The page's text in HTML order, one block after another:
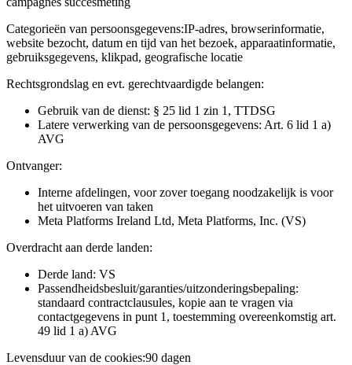
Categorieën van persoonsgegevens:IP-adres, browserinformatie,
website bezocht, datum en tijd van het bezoek, apparaatinformatie,
gebruiksgegevens, klikpad, geografische locatie
Rechtsgrondslag en evt. gerechtvaardigde belangen:
Gebruik van de dienst: § 25 lid 1 zin 1, TTDSG
Latere verwerking van de persoonsgegevens: Art. 6 lid 1 a)
AVG
Ontvanger:
Interne afdelingen, voor zover toegang noodzakelijk is voor
het uitvoeren van taken
Meta Platforms Ireland Ltd, Meta Platforms, Inc. (VS)
Overdracht aan derde landen:
Derde land: VS
Passendheidsbesluit/garanties/uitzonderingsbepaling:
standaard contractclausules, kopie aan te vragen via
contactgegevens in punt 1, toestemming overeenkomstig art.
49 lid 1 a) AVG
Levensduur van de cookies:90 dagen